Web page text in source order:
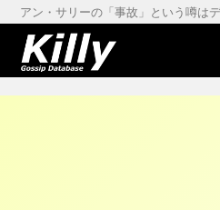
アン・サリーの「事故」という噂は